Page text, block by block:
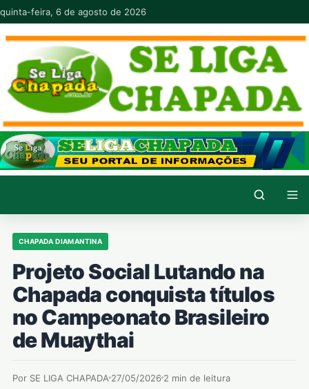
Pular para o conteúdo
quinta-feira, 6 de agosto de 2026
CHAPADA DIAMANTINA
Projeto Social Lutando na
Chapada conquista títulos
no Campeonato Brasileiro
de Muaythai
Por SE LIGA CHAPADA 27/05/2026 2 min de leitura